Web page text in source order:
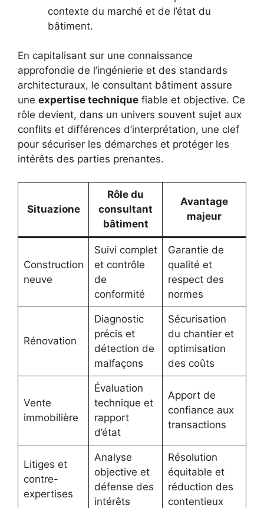
contexte du marché et de l’état du
bâtiment.
En capitalisant sur une connaissance
approfondie de l’ingénierie et des standards
architecturaux, le consultant bâtiment assure
une expertise technique fiable et objective. Ce
rôle devient, dans un univers souvent sujet aux
conflits et différences d’interprétation, une clef
pour sécuriser les démarches et protéger les
intérêts des parties prenantes.
Situazione
Rôle du
consultant
bâtiment
Avantage
majeur
Construction
neuve
Suivi complet
et contrôle
de
conformité
Garantie de
qualité et
respect des
normes
Rénovation
Diagnostic
précis et
détection de
malfaçons
Sécurisation
du chantier et
optimisation
des coûts
Vente
immobilière
Évaluation
technique et
rapport
d’état
Apport de
confiance aux
transactions
Litiges et
contre-
expertises
Analyse
objective et
défense des
intérêts
Résolution
équitable et
réduction des
contentieux